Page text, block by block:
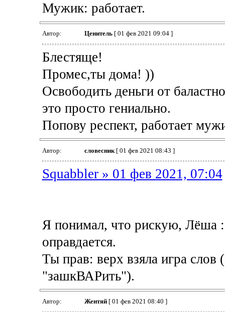
Мужик: работает.
Автор: Ценитель[ 01 фев 2021 09:04 ]
Блестяще!
Промес,ты дома! ))
Освободить деньги от
это просто гениально.
Попову респект, работает
Автор: словесник[ 01 фев 2021 08:43 ]
Squabbler » 01 фев 2021, 07:04
Я понимал, что рискую, Лёша
оправдается.
Ты прав: верх взяла игра
"зашкВАРить").
Автор: Жентяй[ 01 фев 2021 08:40 ]